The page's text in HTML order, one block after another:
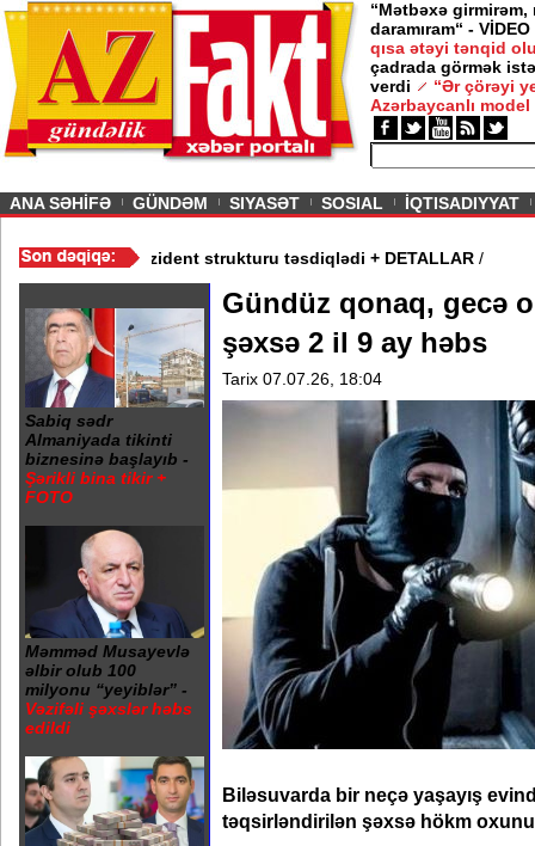
“Mətbəxə girmirəm,
daramıram“ - VİDEO
qısa ətəyi tənqid
çadrada görmək
verdi
“Ər çörəyi
Azərbaycanlı model
ANA SƏHİFƏ GÜNDƏM SIYASƏT SOSIAL İQTISADIYYAT
Şurası yaradıdı - Prezident strukturu təsdiqlədi + DETALLAR
Sabiq sədr
Almaniyada tikinti
biznesinə başlayıb -
Şərikli bina tikir +
FOTO
Məmməd Musayevlə
əlbir olub 100
milyonu “yeyiblər” -
Vəzifəli şəxslər həbs
edildi
Gündüz qonaq, gecə
şəxsə 2 il 9 ay həbs
Tarix 07.07.26, 18:04
Biləsuvarda bir neçə yaşayış
təqsirləndirilən şəxsə hökm